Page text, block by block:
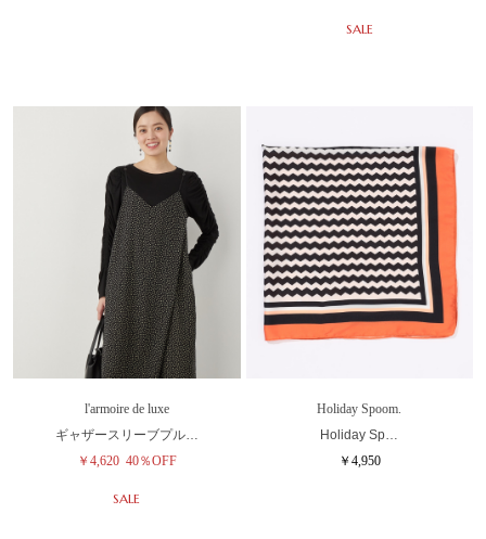
SALE
l'armoire de luxe
ギャザースリーブプル…
￥4,620 40％OFF
SALE
Holiday Spoom.
Holiday Sp…
￥4,950